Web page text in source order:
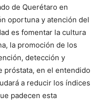
de Querétaro en
oportuna y atención del
es fomentar la cultura
la promoción de los
detección y
próstata, en el entendido
a reducir los índices
padecen esta